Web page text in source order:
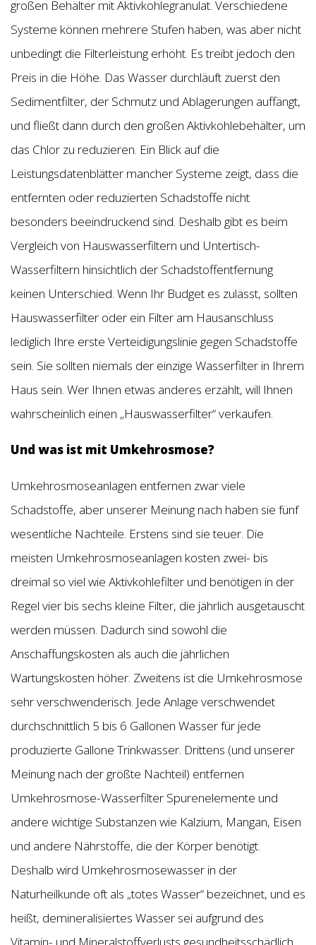
großen Behälter mit Aktivkohlegranulat. Verschiedene
Systeme können mehrere Stufen haben, was aber nicht
unbedingt die Filterleistung erhöht. Es treibt jedoch den
Preis in die Höhe. Das Wasser durchläuft zuerst den
Sedimentfilter, der Schmutz und Ablagerungen auffängt,
und fließt dann durch den großen Aktivkohlebehälter, um
das Chlor zu reduzieren. Ein Blick auf die
Leistungsdatenblätter mancher Systeme zeigt, dass die
entfernten oder reduzierten Schadstoffe nicht
besonders beeindruckend sind. Deshalb gibt es beim
Vergleich von Hauswasserfiltern und Untertisch-
Wasserfiltern hinsichtlich der Schadstoffentfernung
keinen Unterschied. Wenn Ihr Budget es zulässt, sollten
Hauswasserfilter oder ein Filter am Hausanschluss
lediglich Ihre erste Verteidigungslinie gegen Schadstoffe
sein. Sie sollten niemals der einzige Wasserfilter in Ihrem
Haus sein. Wer Ihnen etwas anderes erzählt, will Ihnen
wahrscheinlich einen „Hauswasserfilter“ verkaufen.
Und was ist mit Umkehrosmose?
Umkehrosmoseanlagen entfernen zwar viele
Schadstoffe, aber unserer Meinung nach haben sie fünf
wesentliche Nachteile. Erstens sind sie teuer. Die
meisten Umkehrosmoseanlagen kosten zwei- bis
dreimal so viel wie Aktivkohlefilter und benötigen in der
Regel vier bis sechs kleine Filter, die jährlich ausgetauscht
werden müssen. Dadurch sind sowohl die
Anschaffungskosten als auch die jährlichen
Wartungskosten höher. Zweitens ist die Umkehrosmose
sehr verschwenderisch. Jede Anlage verschwendet
durchschnittlich 5 bis 6 Gallonen Wasser für jede
produzierte Gallone Trinkwasser. Drittens (und unserer
Meinung nach der größte Nachteil) entfernen
Umkehrosmose-Wasserfilter Spurenelemente und
andere wichtige Substanzen wie Kalzium, Mangan, Eisen
und andere Nährstoffe, die der Körper benötigt.
Deshalb wird Umkehrosmosewasser in der
Naturheilkunde oft als „totes Wasser“ bezeichnet, und es
heißt, demineralisiertes Wasser sei aufgrund des